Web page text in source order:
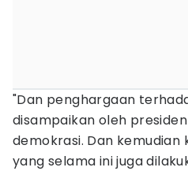
"Dan penghargaan
disampaikan oleh
demokrasi. Dan
yang selama ini juga